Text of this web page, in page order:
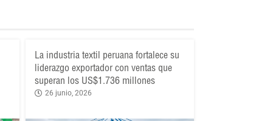
La industria textil peruana fortalece su
liderazgo exportador con ventas que
superan los US$1.736 millones
26 junio, 2026